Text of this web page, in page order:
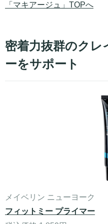
「マキアージュ」TOPへ
密着力抜群のクレ
ーをサポート
メイベリン ニューヨーク
フィットミー プライマー